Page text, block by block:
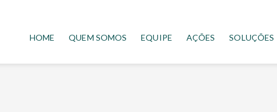
HOME QUEM SOMOS EQUIPE AÇÕES SOLUÇÕES